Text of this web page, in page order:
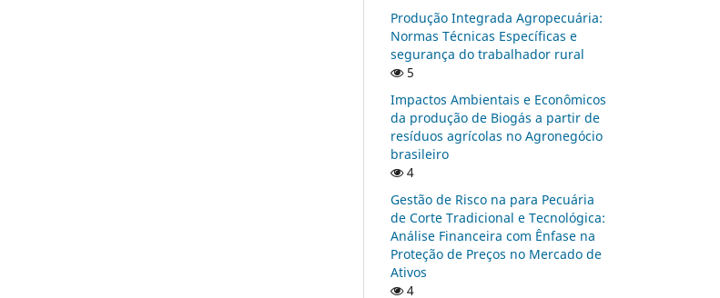
Produção Integrada Agropecuária:
Normas Técnicas Específicas e
segurança do trabalhador rural
5
Impactos Ambientais e Econômicos
da produção de Biogás a partir de
resíduos agrícolas no Agronegócio
brasileiro
4
Gestão de Risco na para Pecuária
de Corte Tradicional e Tecnológica:
Análise Financeira com Ênfase na
Proteção de Preços no Mercado de
Ativos
4